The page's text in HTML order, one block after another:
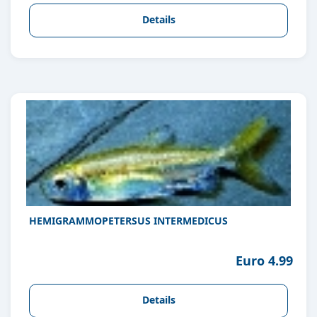
Details
HEMIGRAMMOPETERSUS INTERMEDICUS
Euro 4.99
Details